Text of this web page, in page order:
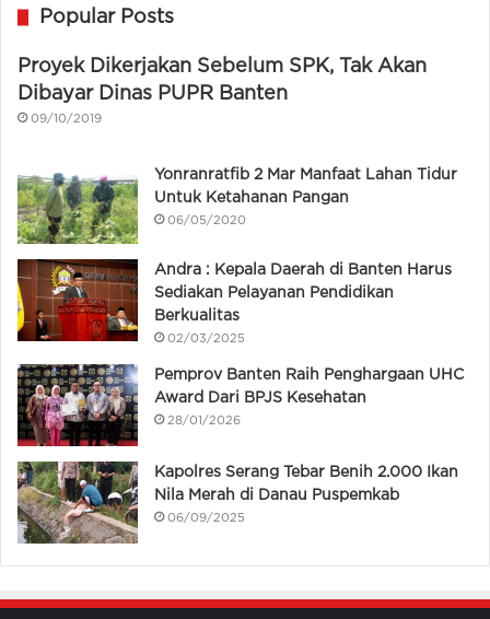
Popular Posts
Proyek Dikerjakan Sebelum SPK, Tak Akan
Dibayar Dinas PUPR Banten
09/10/2019
Yonranratfib 2 Mar Manfaat Lahan Tidur
Untuk Ketahanan Pangan
06/05/2020
Andra : Kepala Daerah di Banten Harus
Sediakan Pelayanan Pendidikan
Berkualitas
02/03/2025
Pemprov Banten Raih Penghargaan UHC
Award Dari BPJS Kesehatan
28/01/2026
Kapolres Serang Tebar Benih 2.000 Ikan
Nila Merah di Danau Puspemkab
06/09/2025